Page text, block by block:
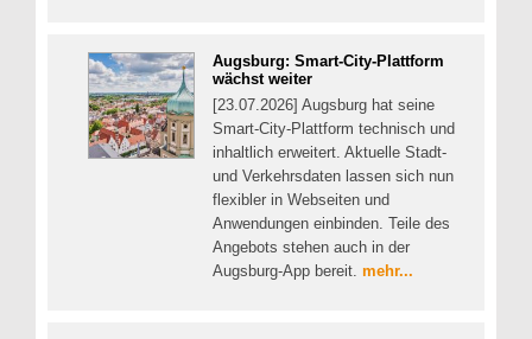
Augsburg: Smart-City-Plattform
wächst weiter
[23.07.2026] Augsburg hat seine
Smart-City-Plattform technisch und
inhaltlich erweitert. Aktuelle Stadt-
und Verkehrsdaten lassen sich nun
flexibler in Webseiten und
Anwendungen einbinden. Teile des
Angebots stehen auch in der
Augsburg-App bereit. mehr...